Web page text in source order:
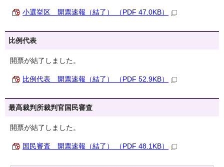
小選挙区 開票速報（結了） （PDF 47.0KB）
比例代表
開票が結了しました。
比例代表 開票速報（結了） （PDF 52.9KB）
最高裁判所裁判官国民審査
開票が結了しました。
国民審査 開票速報（結了） （PDF 48.1KB）